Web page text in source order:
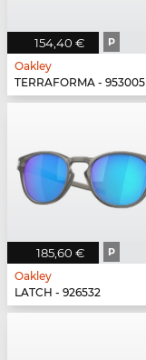
154,40 € P
Oakley
TERRAFORMA - 953005
185,60 € P
Oakley
LATCH - 926532